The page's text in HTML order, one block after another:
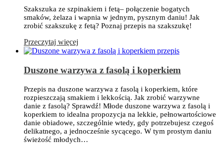
Szakszuka ze szpinakiem i fetą– połączenie bogatych
smaków, żelaza i wapnia w jednym, pysznym daniu! Jak
zrobić szakszukę z fetą? Poznaj przepis na szakszukę!
Przeczytaj więcej
Duszone warzywa z fasolą i koperkiem
Przepis na duszone warzywa z fasolą i koperkiem, które
rozpieszczają smakiem i lekkością. Jak zrobić warzywne
danie z fasolą? Sprawdź! Młode duszone warzywa z fasolą i
koperkiem to idealna propozycja na lekkie, pełnowartościowe
danie obiadowe, szczególnie wtedy, gdy potrzebujesz czegoś
delikatnego, a jednocześnie sycącego. W tym prostym daniu
świeżość młodych…